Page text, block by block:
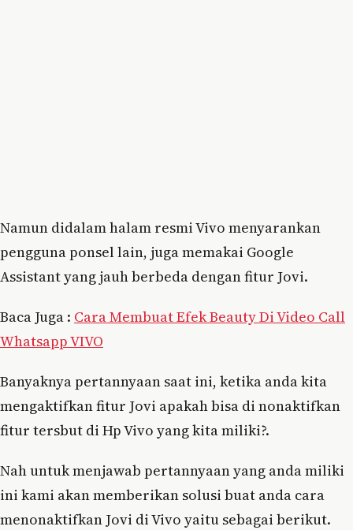
Namun didalam halam resmi Vivo menyarankan
pengguna ponsel lain, juga memakai Google
Assistant yang jauh berbeda dengan fitur Jovi.
Baca Juga : Cara Membuat Efek Beauty Di Video Call
Whatsapp VIVO
Banyaknya pertannyaan saat ini, ketika anda kita
mengaktifkan fitur Jovi apakah bisa di nonaktifkan
fitur tersbut di Hp Vivo yang kita miliki?.
Nah untuk menjawab pertannyaan yang anda miliki
ini kami akan memberikan solusi buat anda cara
menonaktifkan Jovi di Vivo yaitu sebagai berikut.